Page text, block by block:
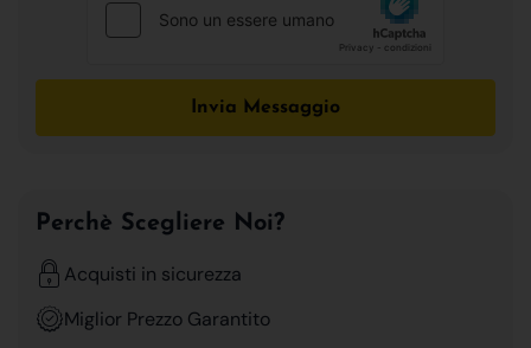
Invia Messaggio
Perchè Scegliere Noi?
Acquisti in sicurezza
Miglior Prezzo Garantito